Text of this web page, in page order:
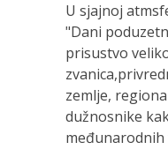
U sjajnoj
"Dani
prisustvo
zemlje,
dužnosnike
međunarodnih